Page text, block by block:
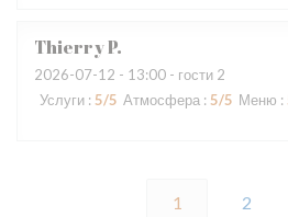
ThierryP
2026-07-12 - 13:00 - гости 2
Услуги : 5/5 Атмосфера : 5/5 Меню :
1 2